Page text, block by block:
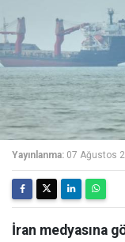
Yayınlanma: 07 Ağustos
İran medyasına